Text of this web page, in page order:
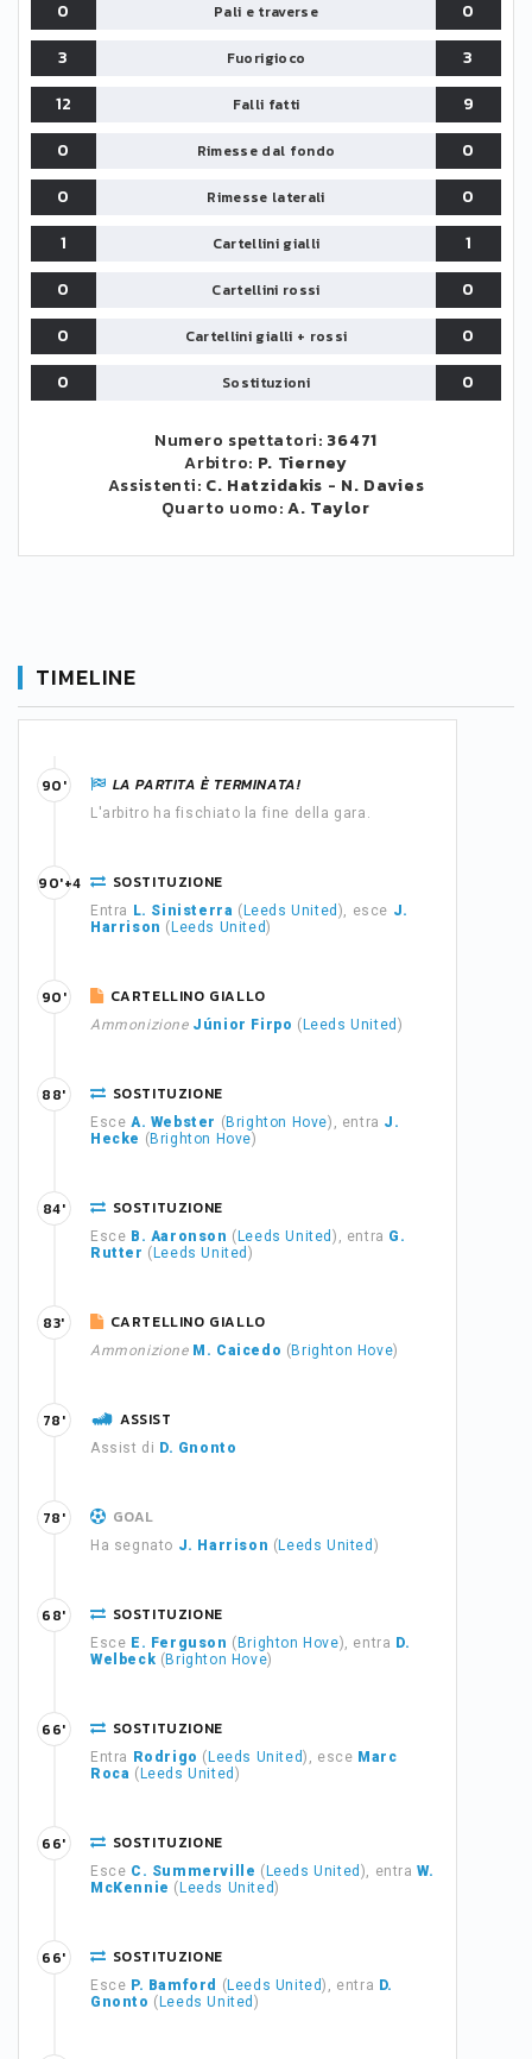
0 Pali e traverse
0
3
Fuorigioco
3
12
Falli fatti
9
0
Rimesse dal fondo
0
0
Rimesse laterali
0
1
Cartellini gialli
1
0
Cartellini rossi
0
0
Cartellini gialli + rossi
0
0
Sostituzioni 0
Numero spettatori: 36471
Arbitro: P. Tierney
Assistenti: C. Hatzidakis - N. Davies
Quarto uomo:A. Taylor
TIMELINE
LA PARTITA È TERMINATA!
L'arbitro ha fischiato la fine della gara.
90'
SOSTITUZIONE
Entra L. Sinisterra ( Leeds United ), esce J.
Harrison ( Leeds United)
90'+4
CARTELLINO GIALLO
Ammonizione Júnior Firpo ( Leeds United )
90'
SOSTITUZIONE
Esce A. Webster ( Brighton Hove), entra J.
Hecke ( Brighton Hove)
88'
SOSTITUZIONE
Esce B. Aaronson ( Leeds United), entra G.
Rutter ( Leeds United)
84'
CARTELLINO GIALLO
Ammonizione M. Caicedo ( Brighton Hove)
83'
ASSIST
Assist di D. Gnonto
78'
GOAL
Ha segnato J. Harrison ( Leeds United )
78'
SOSTITUZIONE
Esce E. Ferguson ( Brighton Hove), entra D.
Welbeck ( Brighton Hove)
68'
SOSTITUZIONE
Entra Rodrigo ( Leeds United), esce Marc
Roca ( Leeds United )
66'
SOSTITUZIONE
Esce C. Summerville ( Leeds United ), entraW.
McKennie ( Leeds United)
66'
SOSTITUZIONE
Esce P. Bamford ( Leeds United), entra D.
Gnonto ( Leeds United)
66'